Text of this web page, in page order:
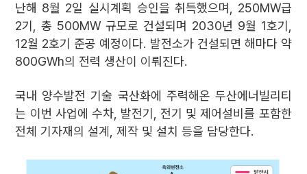
난해 8월 2일 실시계획 승인을 취득했으며, 250MW급
2기, 총 500MW 규모로 건설되며 2030년 9월 1호기,
12월 2호기 준공 예정이다. 발전소가 건설되면 해마다 약
800GWh의 전력 생산이 이뤄진다.
국내 양수발전 기술 국산화에 주력해온 두산에너빌리티
는 이번 사업에 수차, 발전기, 전기 및 제어설비를 포함한
전체 기자재의 설계, 제작 및 설치 등을 담당한다.